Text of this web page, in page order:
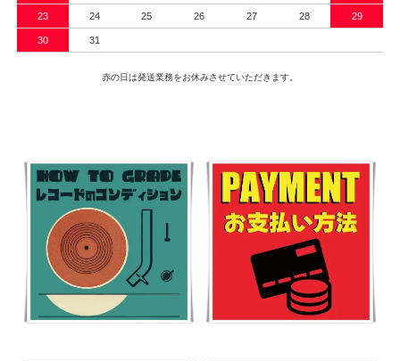
23 24 25 26 27 28 29
30 31
赤の日は発送業務をお休みさせていただきます。